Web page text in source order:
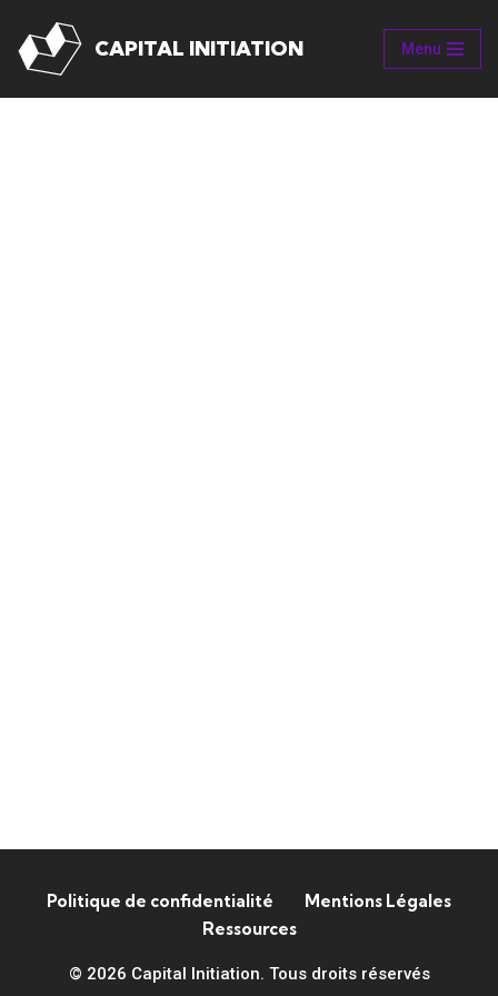
Aller
CAPITAL INITIATION Menu
Politique de confidentialité
Mentions Légales
Ressources
© 2026 Capital Initiation. Tous droits réservés